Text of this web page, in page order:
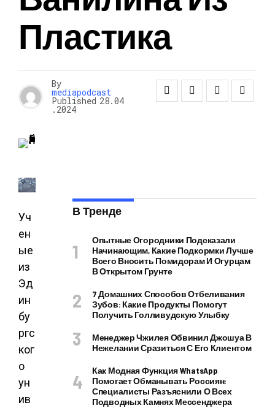
Пластика
By
mediapodcast
Published 28.04
.2024
Уч
ен
ые
из
Эд
ин
бу
ргс
ког
о
ун
ив
В Тренде
Опытные Огородники Подсказали
Начинающим, Какие Подкормки Лучше
Всего Вносить Помидорам И Огурцам
В Открытом Грунте
7 Домашних Способов Отбеливания
Зубов: Какие Продукты Помогут
Получить Голливудскую Улыбку
Менеджер Чжилея Обвинил Джошуа В
Нежелании Сразиться С Его Клиентом
Как Модная Функция WhatsApp
Помогает Обманывать Россиян:
Специалисты Разъяснили О Всех
Подводных Камнях Мессенджера